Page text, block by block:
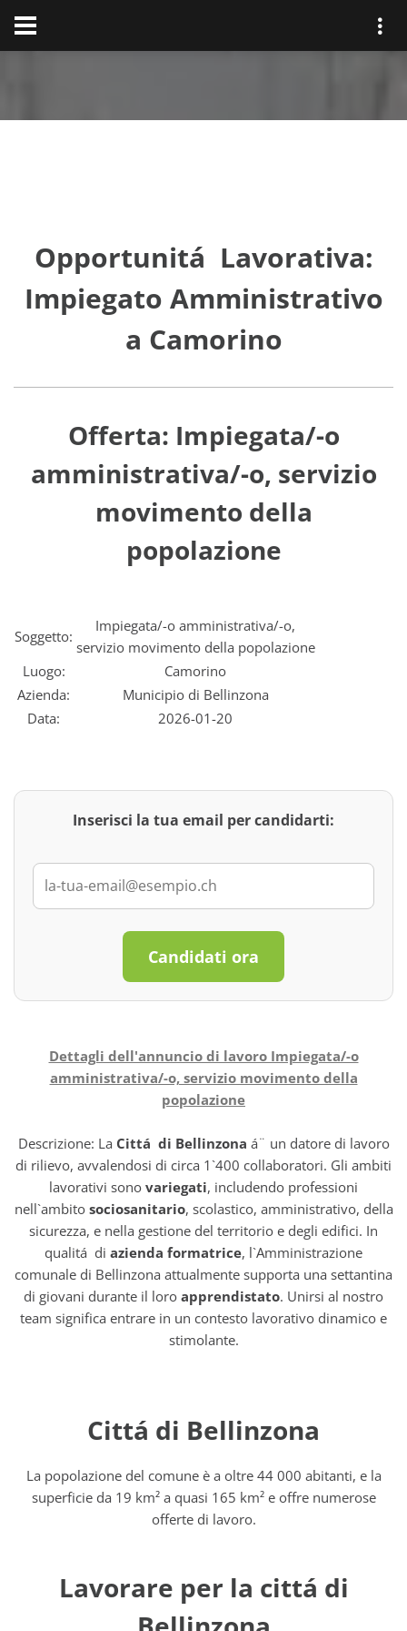
Opportunitá Lavorativa:
Impiegato Amministrativo
a Camorino
Offerta: Impiegata/-o
amministrativa/-o, servizio
movimento della
popolazione
Soggetto:
Impiegata/-o amministrativa/-o,
servizio movimento della popolazione
Luogo:
Camorino
Azienda:
Municipio di Bellinzona
Data:
2026-01-20
Inserisci la tua email per candidarti:
Candidati ora
Dettagli dell'annuncio di lavoro Impiegata/-o
amministrativa/-o, servizio movimento della
popolazione
Descrizione: La Cittá di Bellinzona á¨ un datore di lavoro
di rilievo, avvalendosi di circa 1`400 collaboratori. Gli ambiti
lavorativi sono variegati, includendo professioni
nell`ambito sociosanitario, scolastico, amministrativo, della
sicurezza, e nella gestione del territorio e degli edifici. In
qualitá di azienda formatrice, l`Amministrazione
comunale di Bellinzona attualmente supporta una settantina
di giovani durante il loro apprendistato. Unirsi al nostro
team significa entrare in un contesto lavorativo dinamico e
stimolante.
Cittá di Bellinzona
La popolazione del comune è a oltre 44 000 abitanti, e la
superficie da 19 km² a quasi 165 km² e offre numerose
offerte di lavoro.
Lavorare per la cittá di